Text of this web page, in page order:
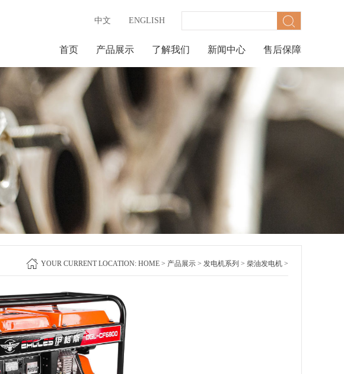
中文 ENGLISH
首页 产品展示 了解我们 新闻中心 售后保障
YOUR CURRENT LOCATION: HOME > 产品展示 > 发电机系列 > 柴油发电机 >